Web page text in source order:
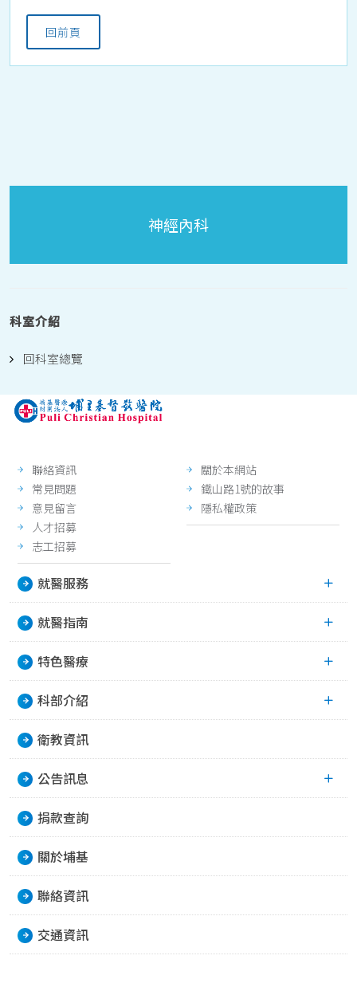
回前頁
神經內科
科室介紹
回科室總覽
聯絡資訊
常見問題
意見留言
人才招募
志工招募
關於本網站
鐵山路1號的故事
隱私權政策
就醫服務
就醫指南
特色醫療
科部介紹
衛教資訊
公告訊息
捐款查詢
關於埔基
聯絡資訊
交通資訊